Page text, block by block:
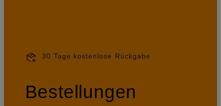
30 Tage kostenlose Rückgabe
Bestellungen